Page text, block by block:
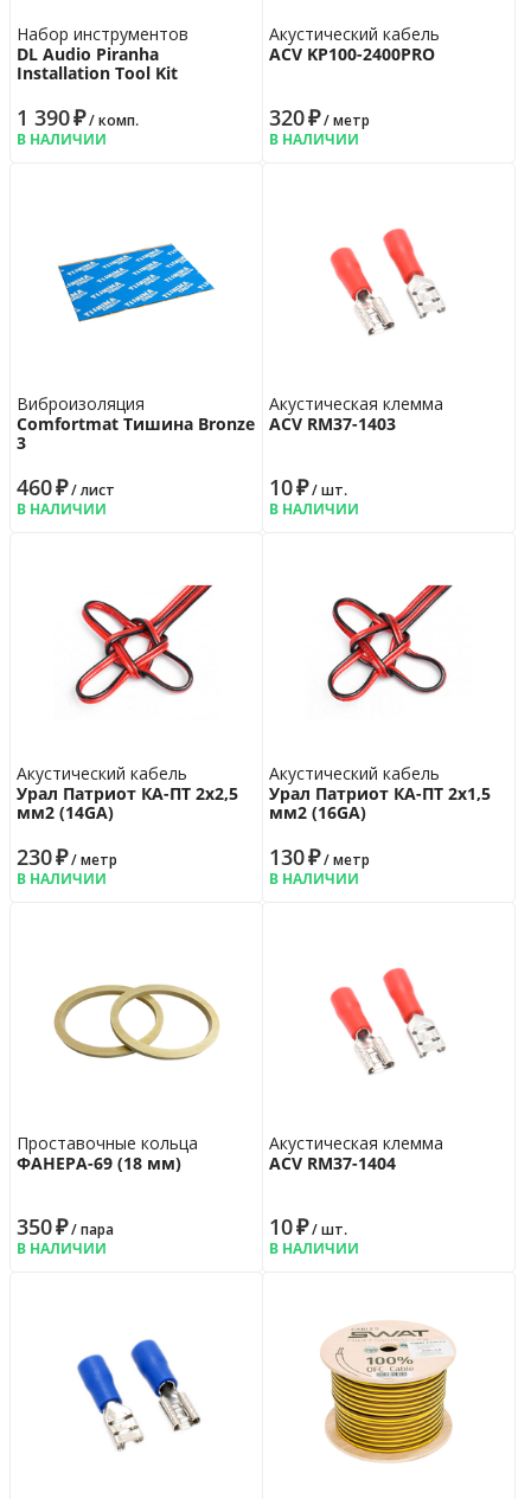
Набор инструментов
DL Audio Piranha
Installation Tool Kit
1 390₽/ комп.
В НАЛИЧИИ
Акустический кабель
ACV KP100-2400PRO
320₽/ метр
В НАЛИЧИИ
Виброизоляция
Comfortmat Тишина Bronze
3
460₽/ лист
В НАЛИЧИИ
Акустическая клемма
ACV RM37-1403
10₽/ шт.
В НАЛИЧИИ
Акустический кабель
Урал Патриот КА-ПТ 2х2,5
мм2 (14GA)
230₽/ метр
В НАЛИЧИИ
Акустический кабель
Урал Патриот КА-ПТ 2х1,5
мм2 (16GA)
130₽/ метр
В НАЛИЧИИ
Проставочные кольца
ФАНЕРА-69 (18 мм)
350₽/ пара
В НАЛИЧИИ
Акустическая клемма
ACV RM37-1404
10₽/ шт.
В НАЛИЧИИ